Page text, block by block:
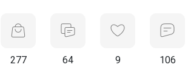
277 64 9 106